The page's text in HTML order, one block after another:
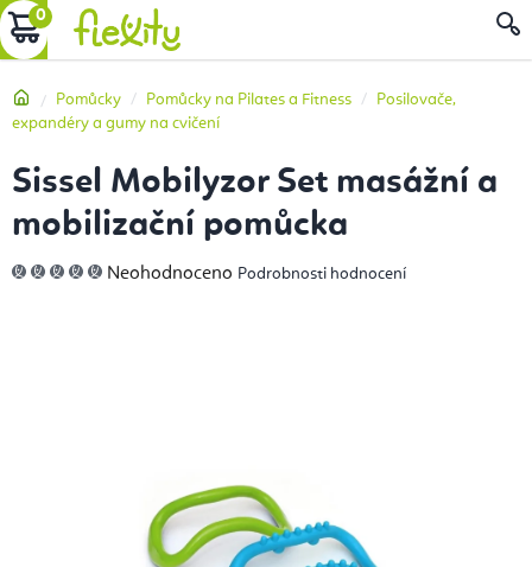
Přejít
na
NÁKUPNÍ
DomůPomůcky Pomůcky na Pilates a Fitness
Posilovače,
expandéry a gumy na cvičení
Sissel Mobilyzor Set masážní a
mobilizační pomůcka
Průměrné
hodnocení
Neohodnoceno Podrobnosti hodnocení